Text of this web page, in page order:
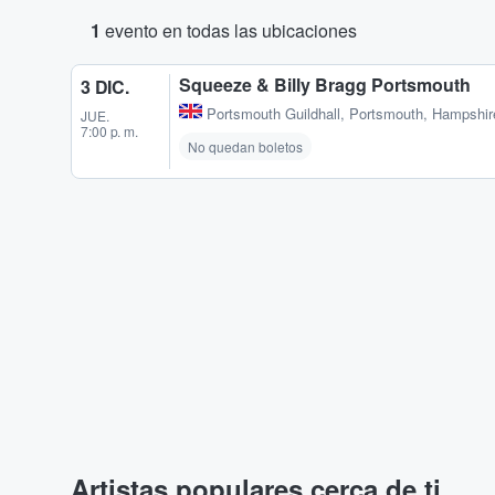
1 evento en todas las ubicaciones
3 DIC.
JUE.
7:00 p. m.
Squeeze & Billy Bragg Portsmouth
Portsmouth Guildhall, Portsmouth,
No quedan boletos